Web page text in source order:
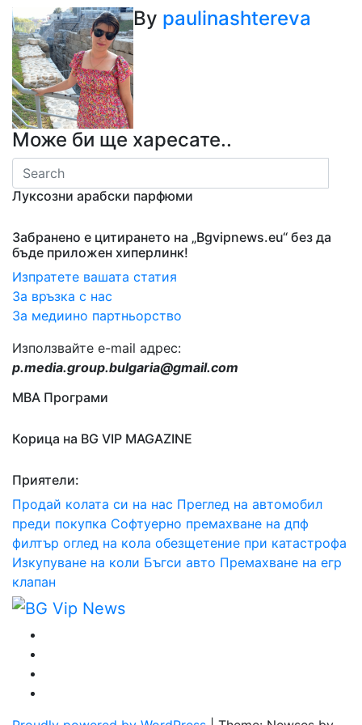
By paulinashtereva
Може би ще харесате..
Луксозни арабски парфюми
Забранено е цитирането на „Bgvipnews.eu“ без да
бъде приложен хиперлинк!
Изпратете вашата статия
За връзка с нас
За медиино партньорство
Използвайте e-mail адрес:
p.media.group.bulgaria@gmail.com
МВА Програми
Корица на BG VIP MAGAZINE
Приятели:
Продай колата си на нас Преглед на автомобил
преди покупка Софтуерно премахване на дпф
филтър оглед на кола обезщетение при катастрофа
Изкупуване на коли Бъгси авто Премахване на егр
клапан